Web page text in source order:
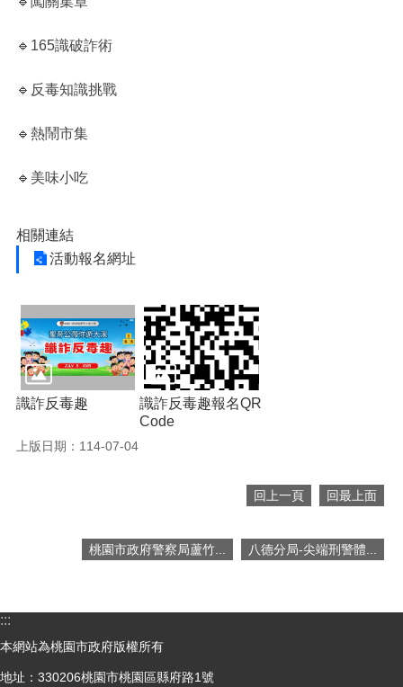
隱
權
策
站
全
政
站
資
料
開
放
宣
🔹165識破詐術
🔹 反毒知識挑戰
🔹熱鬧市集
🔹美味小吃
相關連結
活動報名網址
識詐反毒趣
識詐反毒趣報名QR
Code
上版日期：114-07-04
回上一頁 回最上面
桃園市政府警察局蘆竹... 八德分局-尖端刑警體...
:::
本網站為桃園市政府版權所有
地址：330206桃園市桃園區縣府路1號